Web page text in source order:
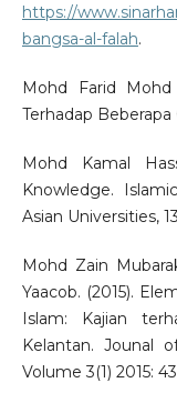
https://
bangsa-al-falah.
Mohd Farid Mohd
Terhadap
Mohd Kamal
Knowledge.
Asian Universities,
Mohd Zain
Yaacob. (2015).
Islam: Kajian
Kelantan. Jounal
Volume 3(1) 2015: